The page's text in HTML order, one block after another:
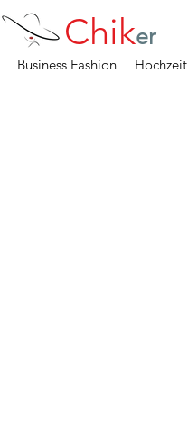
Chiker
Business Fashion Hochzeit